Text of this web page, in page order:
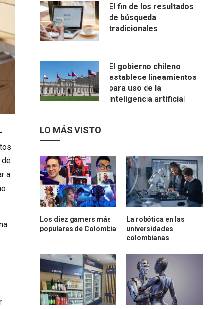
de
a
El fin de los resultados
de búsqueda
tradicionales
El gobierno chileno
establece lineamientos
para uso de la
inteligencia artificial
LO MÁS VISTO
Los diez gamers más
populares de Colombia
La robótica en las
universidades
colombianas